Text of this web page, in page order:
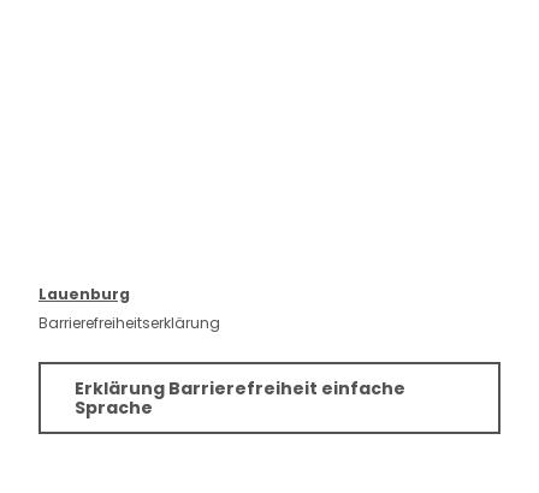
Lauenburg
Barrierefreiheitserklärung
Erklärung Barrierefreiheit einfache
Sprache